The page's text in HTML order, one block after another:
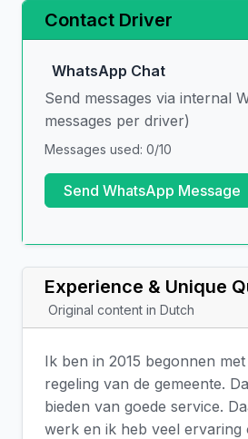
Contact Driver
WhatsApp Chat
Send messages via internal
messages per driver)
Messages used: 0/10
Send WhatsApp Message
Experience & Unique
Original content in Dutch
Ik ben in 2015 begonnen
regeling van de gemeente.
bieden van goede service.
werk en ik heb veel ervaring